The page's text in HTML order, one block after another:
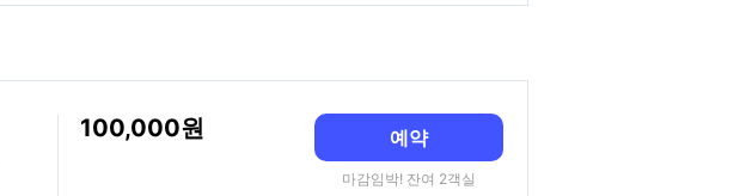
100,000 예약
마감임박! 잔여 2객실